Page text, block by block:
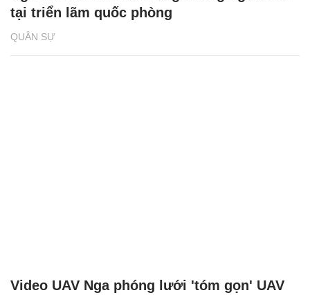
QUÂN SỰ
tại triển lãm quốc phòng
Video UAV Nga phóng lưới 'tóm gọn' UAV